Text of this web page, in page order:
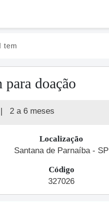
tem
doação
| 2 a 6 meses
Localização
Santana de Parnaíba - SP
Código
327026